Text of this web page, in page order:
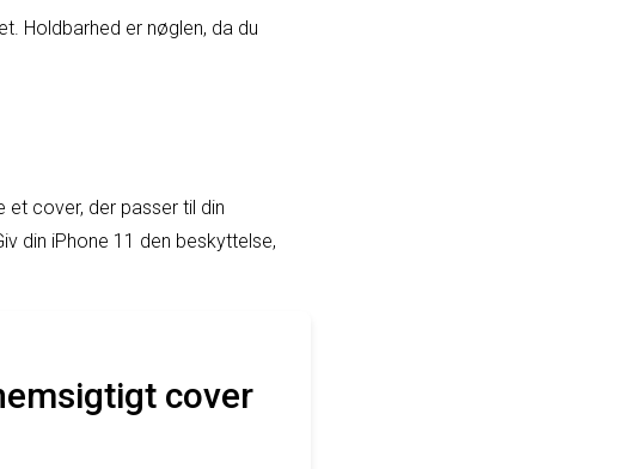
Holdbarhed er nøglen, da du
cover, der passer til din
din iPhone 11 den beskyttelse,
cover